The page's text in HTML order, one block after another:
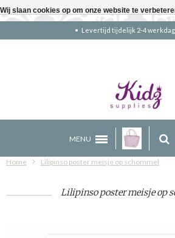
MENU
Home Lilipinso poster meisje op schommel
Lilipinso poster meisje op
Wij slaan cookies op om onze website te